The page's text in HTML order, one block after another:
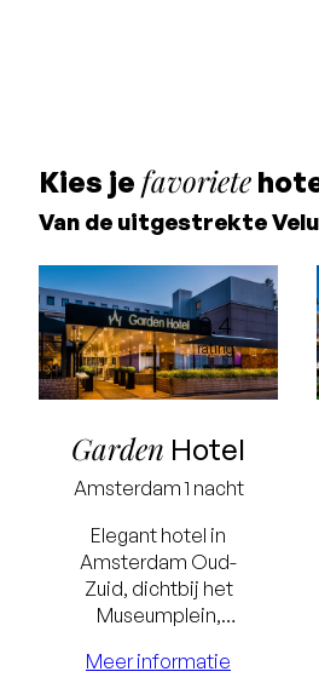
Kies je favoriete
Van de uitgestrekte
8.4
rating
Garden Hotel
Amsterdam1 nacht
Elegant hotel in
Amsterdam Oud-
Zuid, dichtbij het
Museumplein,
restaurants. Geniet
Meer informatie